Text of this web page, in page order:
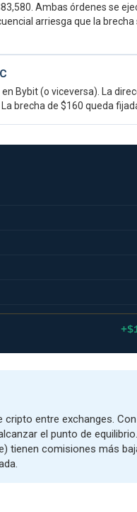
Ambas órdenes se
arriesga que la brecha
Bybit (o viceversa). La
brecha de $160 queda
entre exchanges.
el punto de
tienen comisiones más